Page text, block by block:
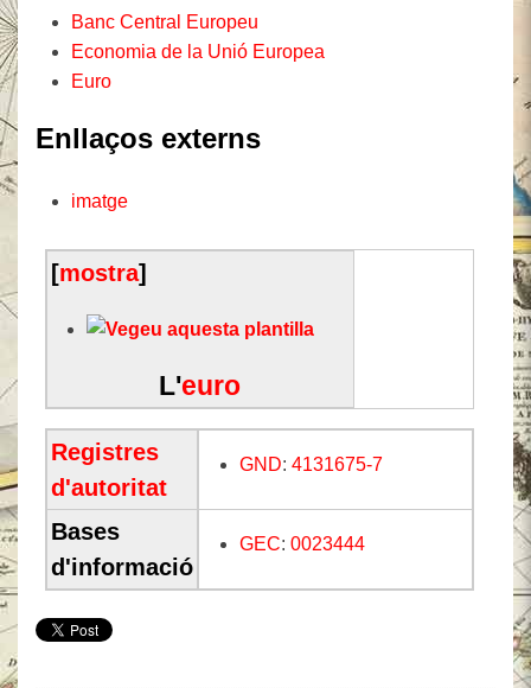
Banc Central Europeu
Economia de la Unió Europea
Euro
Enllaços externs
imatge
[mostra]
L'euro
Registres
d'autoritat
GND: 4131675-7
Bases
d'informació
GEC: 0023444